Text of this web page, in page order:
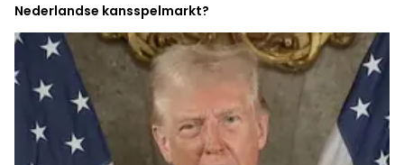
Nederlandse kansspelmarkt?